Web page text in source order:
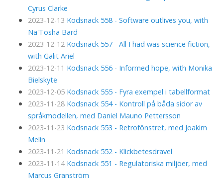
Cyrus Clarke
2023-12-13 Kodsnack 558 - Software outlives you, with
Na'Tosha Bard
2023-12-12 Kodsnack 557 - All I had was science fiction,
with Galit Ariel
2023-12-11 Kodsnack 556 - Informed hope, with Monika
Bielskyte
2023-12-05 Kodsnack 555 - Fyra exempel i tabellformat
2023-11-28 Kodsnack 554 - Kontroll på båda sidor av
språkmodellen, med Daniel Mauno Pettersson
2023-11-23 Kodsnack 553 - Retrofönstret, med Joakim
Melin
2023-11-21 Kodsnack 552 - Klickbetesdravel
2023-11-14 Kodsnack 551 - Regulatoriska miljöer, med
Marcus Granström